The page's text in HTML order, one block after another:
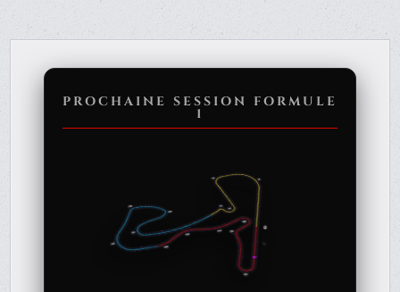
PROCHAINE SESSION FORMULE
1